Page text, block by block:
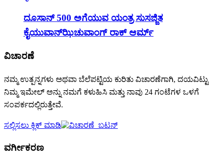
ದೂಸಾನ್ 500 ಅಗೆಯುವ ಯಂತ್ರ ಸುಸಜ್ಜಿತ
ಕೈಯುವಾನ್‌ಝಿಚುವಾಂಗ್ ರಾಕ್ ಆರ್ಮ್
ವಿಚಾರಣೆ
ನಮ್ಮ ಉತ್ಪನ್ನಗಳು ಅಥವಾ ಬೆಲೆಪಟ್ಟಿಯ ಕುರಿತು ವಿಚಾರಣೆಗಾಗಿ, ದಯವಿಟ್ಟು
ನಿಮ್ಮ ಇಮೇಲ್ ಅನ್ನು ನಮಗೆ ಕಳುಹಿಸಿ ಮತ್ತು ನಾವು 24 ಗಂಟೆಗಳ ಒಳಗೆ
ಸಂಪರ್ಕದಲ್ಲಿರುತ್ತೇವೆ.
ಸಲ್ಲಿಸಲು ಕ್ಲಿಕ್ ಮಾಡಿ
ವರ್ಗೀಕರಣ